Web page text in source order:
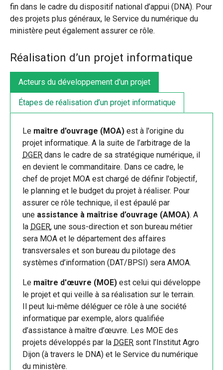
fin dans le cadre du dispositif national d’appui (DNA). Pour
des projets plus généraux, le Service du numérique du
ministère peut également assurer ce rôle.
Réalisation d’un projet informatique
Acteurs du développement d'un projet
Étapes de réalisation d’un projet informatique
Le maître d'ouvrage (MOA) est à l'origine du
projet informatique. A la suite de l’arbitrage de la
DGER dans le cadre de sa stratégique numérique, il
en devient le commanditaire. Dans ce cadre, le
chef de projet MOA est chargé de définir l'objectif,
le planning et le budget du projet à réaliser. Pour
assurer ce rôle technique, il est épaulé par
une assistance à maîtrise d’ouvrage (AMOA). A
la DGER, une sous-direction et son bureau métier
sera MOA et le département des affaires
transversales et son bureau du pilotage des
systèmes d’information (DAT/BPSI) sera AMOA.
Le maître d'œuvre (MOE) est celui qui développe
le projet et qui veille à sa réalisation sur le terrain.
Il peut lui-même déléguer ce rôle à une société
informatique par exemple, alors qualifiée
d’assistance à maître d’œuvre. Les MOE des
projets développés par la DGER sont l’Institut Agro
Dijon (à travers le DNA) et le Service du numérique
du ministère.